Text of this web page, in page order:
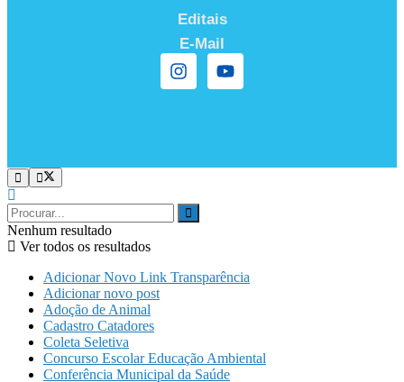
Editais
E-Mail
Nenhum resultado
Ver todos os resultados
Adicionar Novo Link Transparência
Adicionar novo post
Adoção de Animal
Cadastro Catadores
Coleta Seletiva
Concurso Escolar Educação Ambiental
Conferência Municipal da Saúde